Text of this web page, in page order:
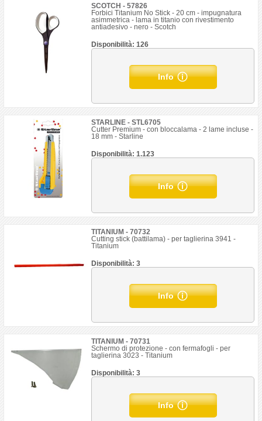
SCOTCH - 57826
Forbici Titanium No Stick - 20 cm - impugnatura
asimmetrica - lama in titanio con rivestimento
antiadesivo - nero - Scotch
Disponibilità: 126
Info
STARLINE - STL6705
Cutter Premium - con bloccalama - 2 lame incluse -
18 mm - Starline
Disponibilità: 1.123
Info
TITANIUM - 70732
Cutting stick (battilama) - per taglierina 3941 -
Titanium
Disponibilità: 3
Info
TITANIUM - 70731
Schermo di protezione - con fermafogli - per
taglierina 3023 - Titanium
Disponibilità: 3
Info